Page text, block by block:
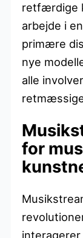
retfærdige
arbejde i
primære
nye
alle
for
interagerer